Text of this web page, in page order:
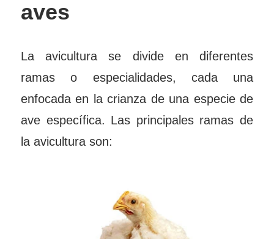
aves
La avicultura se divide en diferentes
ramas o especialidades, cada una
enfocada en la crianza de una especie de
ave específica. Las principales ramas de
la avicultura son: